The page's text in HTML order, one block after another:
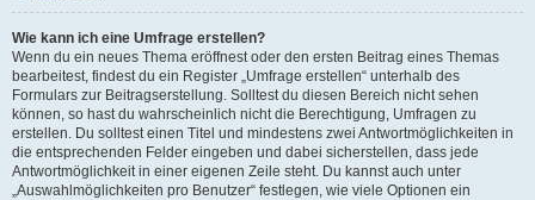
Wie kann ich eine Umfrage erstellen?
Wenn du ein neues Thema eröffnest oder den ersten Beitrag eines Themas
bearbeitest, findest du ein Register „Umfrage erstellen“ unterhalb des
Formulars zur Beitragserstellung. Solltest du diesen Bereich nicht sehen
können, so hast du wahrscheinlich nicht die Berechtigung, Umfragen zu
erstellen. Du solltest einen Titel und mindestens zwei Antwortmöglichkeiten in
die entsprechenden Felder eingeben und dabei sicherstellen, dass jede
Antwortmöglichkeit in einer eigenen Zeile steht. Du kannst auch unter
„Auswahlmöglichkeiten pro Benutzer“ festlegen, wie viele Optionen ein